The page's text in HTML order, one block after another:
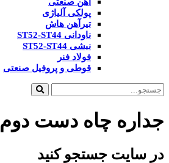
پولکی آلیاژی
تیرآهن هاش
ناودانی ST52-ST44
نبشی ST52-ST44
فولاد فنر
قوطی و پروفیل صنعتی
جداره چاه دست دوم
در سایت جستجو کنید